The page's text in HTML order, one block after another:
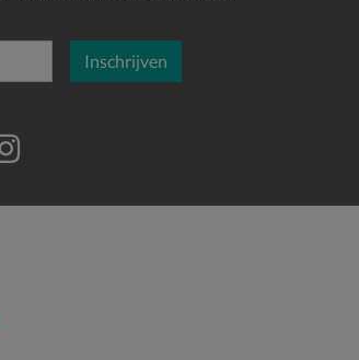
Inschrijven